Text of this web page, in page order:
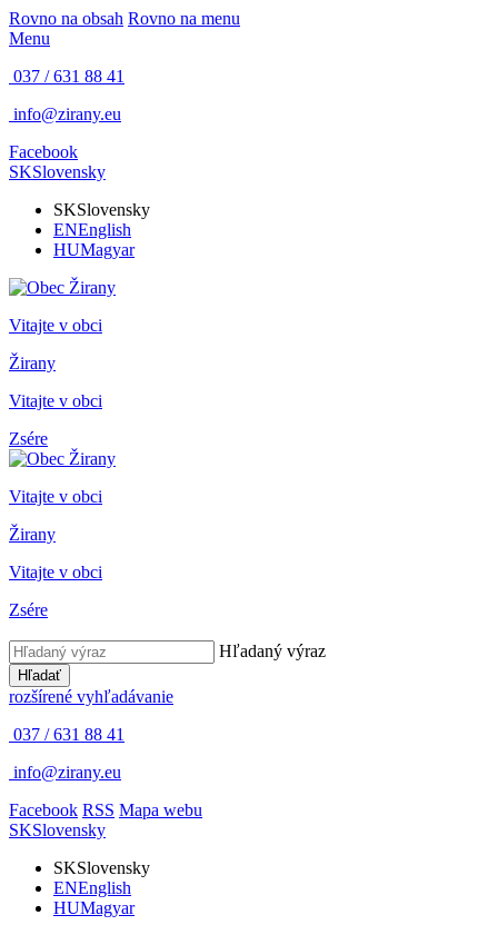
Rovno na obsah Rovno na menu
Menu
037 / 631 88 41
info@zirany.eu
Facebook
SKSlovensky
SKSlovensky
ENEnglish
HUMagyar
Vitajte v obci
Žirany
Vitajte v obci
Zsére
Vitajte v obci
Žirany
Vitajte v obci
Zsére
Hľadaný výraz
Hľadať
rozšírené vyhľadávanie
037 / 631 88 41
info@zirany.eu
Facebook RSS Mapa webu
SKSlovensky
SKSlovensky
ENEnglish
HUMagyar